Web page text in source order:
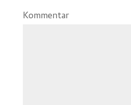
Kommentar